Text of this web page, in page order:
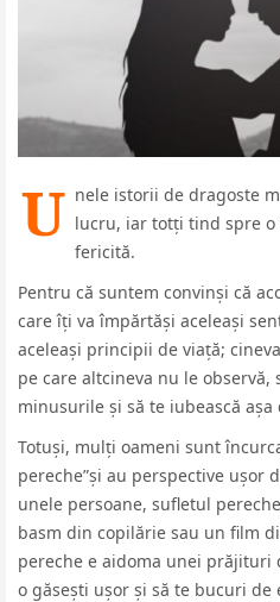
U nele istorii de dragoste
lucru, iar totți tind spre o
fericită.
Pentru că suntem convinși că
care îți va împărtăși aceleași
aceleași principii de viață;
pe care altcineva nu le
minusurile și să te iubească așa
Totuși, mulți oameni sunt
pereche”și au perspective ușor
unele persoane, sufletul
basm din copilărie sau un film
pereche e aidoma unei prăjituri
o găsești ușor și să te bucuri